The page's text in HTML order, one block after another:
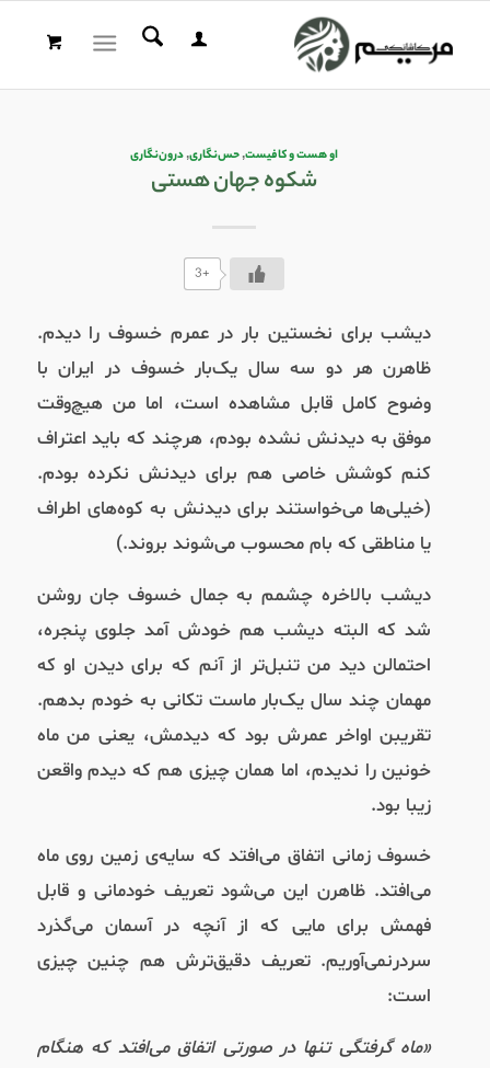
او هست و کافیست,حس‌نگاری,درون‌نگاری
شکوه جهان هستی
+3
دیشب برای نخستین بار در عمرم خسوف را دیدم.
ظاهرن هر دو سه سال یک‌بار خسوف در ایران با
وضوح کامل قابل مشاهده است، اما من هیچ‌وقت
موفق به دیدنش نشده بودم، هرچند که باید اعتراف
کنم کوشش خاصی هم برای دیدنش نکرده بودم.
(خیلی‌ها می‌خواستند برای دیدنش به کوه‌های اطراف
یا مناطقی که بام محسوب می‌شوند بروند.)
دیشب بالاخره چشمم به جمال خسوف جان روشن
شد که البته دیشب هم خودش آمد جلوی پنجره،
احتمالن دید من تنبل‌تر‌ از آنم که برای دیدن او که
مهمان چند سال یک‌بار ماست تکانی به خودم بدهم.
تقریبن اواخر عمرش بود که دیدمش،‌ یعنی من ماه
خونین را ندیدم، اما همان چیزی هم که دیدم واقعن
زیبا بود.
خسوف زمانی اتفاق می‌افتد که سایه‌ی زمین روی ماه
می‌افتد. ظاهرن این می‌شود تعریف خودمانی و قابل
فهمش برای مایی که از آنچه در آسمان می‌گذرد
سردرنمی‌آوریم. تعریف دقیق‌ترش هم چنین چیزی
است:
«ماه گرفتگی تنها در صورتی اتفاق می‌افتد که هنگام